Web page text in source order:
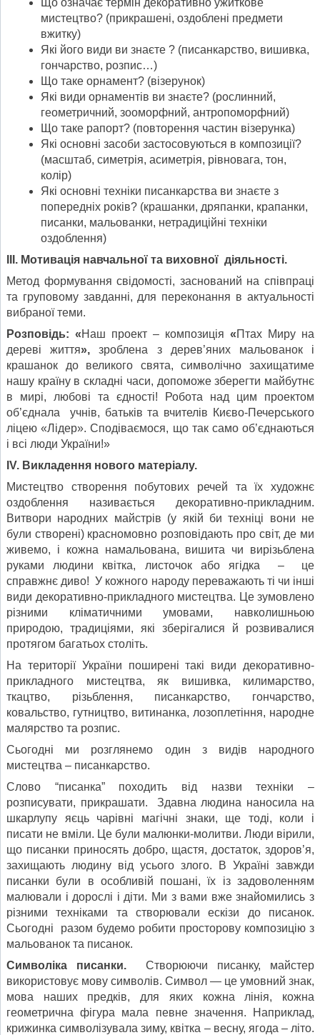
мистецтво? (прикрашені, оздоблені предмети
вжитку)
Які його види ви знаєте ? (писанкарство, вишивка,
гончарство, розпис…)
Що таке орнамент? (візерунок)
Які види орнаментів ви знаєте? (рослинний,
геометричний, зооморфний, антропоморфний)
Що таке рапорт? (повторення частин візерунка)
Які основні засоби застосовуються в композиції?
(масштаб, симетрія, асиметрія, рівновага, тон,
колір)
Які основні техніки писанкарства ви знаєте з
попередніх років? (крашанки, дряпанки, крапанки,
писанки, мальованки, нетрадиційні техніки
оздоблення)
ІІІ. Мотивація навчальної та виховної діяльності.
Метод формування свідомості, заснований на співпраці
та груповому завданні, для переконання в актуальності
вибраної теми.
Розповідь: «Наш проект – композиція «Птах Миру на
дереві життя»,зроблена з дерев’яних мальованок і
крашанок до великого свята, символічно захищатиме
нашу країну в складні часи, допоможе зберегти майбутнє
в мирі, любові та єдності! Робота над цим проектом
об’єднала учнів, батьків та вчителів Києво-Печерського
ліцею «Лідер». Сподіваємося, що так само об’єднаються
і всі люди України!»
ІV. Викладення нового матеріалу.
Мистецтво створення побутових речей та їх художнє
оздоблення називається декоративно-прикладним.
Витвори народних майстрів (у якій би техніці вони не
були створені) красномовно розповідають про світ, де ми
живемо, і кожна намальована, вишита чи вирізьблена
руками людини квітка, листочок або ягідка – це
справжнє диво! У кожного народу переважають ті чи інші
види декоративно-прикладного мистецтва. Це зумовлено
різними кліматичними умовами, навколишньою
природою, традиціями, які зберігалися й розвивалися
протягом багатьох століть.
На території України поширені такі види декоративно-
прикладного мистецтва, як вишивка, килимарство,
ткацтво, різьблення, писанкарство, гончарство,
ковальство, гутництво, витинанка, лозоплетіння, народне
малярство та розпис.
Сьогодні ми розглянемо один з видів народного
мистецтва – писанкарство.
Слово “писанка” походить від назви техніки –
розписувати, прикрашати.
Здавна людина наносила на
шкарлупу яєць чарівні магічні знаки, ще тоді, коли і
писати не вміли. Це були малюнки-молитви. Люди вірили,
що писанки приносять добро, щастя, достаток, здоров’я,
захищають людину від усього злого. В Україні завжди
писанки були в особливій пошані, їх із задоволенням
малювали і дорослі і діти. Ми з вами вже знайомились з
різними техніками та створювали ескізи до писанок.
Сьогодні разом будемо робити просторову композицію з
мальованок та писанок.
Символіка писанки.
Створюючи писанку, майстер
використовує мову символів. Символ — це умовний знак,
мова наших предків, для яких кожна лінія, кожна
геометрична фігура мала певне значення. Наприклад,
крижинка символізувала зиму, квітка – весну, ягода – літо.